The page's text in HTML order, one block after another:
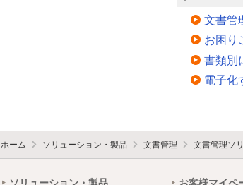
文書管
お困り
書類別
電子化
ホーム ソリューション・製品 文書管理 文書管理ソ